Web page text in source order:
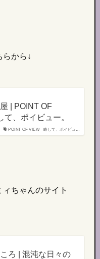
から↓
POINT OF VIEW 略して、ポイビュ…
| POINT OF
、ポイビュー。
ちゃんのサイト
ろ | 混沌な日々の